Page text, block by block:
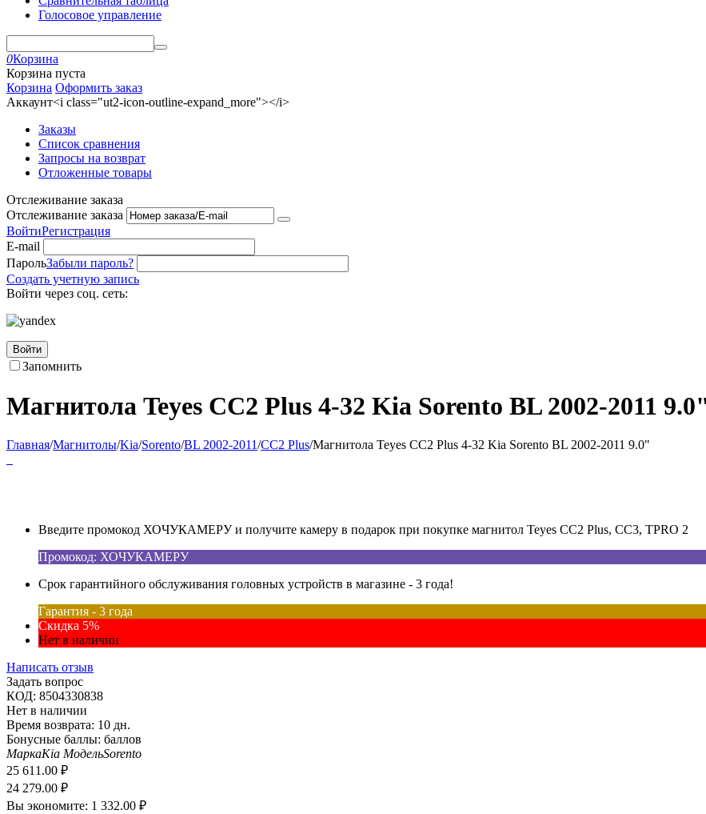
Голосовое управление
0Корзина
Корзина пуста
Корзина Оформить заказ
Аккаунт<i class="ut2-icon-outline-expand_more"></i>
Заказы
Список сравнения
Запросы на возврат
Отложенные товары
Отслеживание заказа
Отслеживание заказа
ВойтиРегистрация
E-mail
ПарольЗабыли пароль?
Создать учетную запись
Войти через соц. сеть:
Войти
Запомнить
Магнитола Teyes CC2 Plus 4-32 Kia Sorento BL 2002-2011
Главная/Магнитолы/Kia/Sorento/BL 2002-2011/CC2 Plus/Магнитола Teyes CC2 Plus 4-32 Kia Sorento BL 2002-2011 9.0"
Введите промокод ХОЧУКАМЕРУ и получите камеру в подарок при покупке магнитол Teyes CC2 Plus, CC3, TPRO 2
Промокод: ХОЧУКАМЕРУ
Срок гарантийного обслуживания головных устройств в магазине - 3 года!
Гарантия - 3 года
Скидка 5%
Нет в наличии
Написать отзыв
Задать вопрос
КОД: 8504330838
Нет в наличии
Время возврата: 10 дн.
Бонусные баллы: баллов
МаркаKia МодельSorento
25 611.00 ₽
24 279.00 ₽
Вы экономите: 1 332.00 ₽